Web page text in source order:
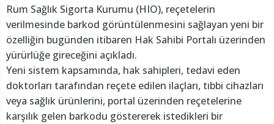
Rum Sağlık Sigorta Kurumu (HIO), reçetelerin
verilmesinde barkod görüntülenmesini sağlayan yeni bir
özelliğin bugünden itibaren Hak Sahibi Portalı üzerinden
yürürlüğe gireceğini açıkladı.
Yeni sistem kapsamında, hak sahipleri, tedavi eden
doktorları tarafından reçete edilen ilaçları, tıbbi cihazları
veya sağlık ürünlerini, portal üzerinden reçetelerine
karşılık gelen barkodu göstererek istedikleri bir